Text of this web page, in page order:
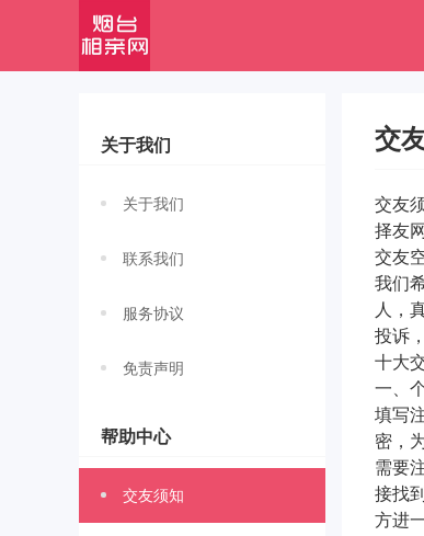
关于我们
关于我们
联系我们
服务协议
免责声明
帮助中心
交友须知
交
交友
择友
交友
我们
人，
投诉
十大
一、
填写
密，
需要
接找
方进